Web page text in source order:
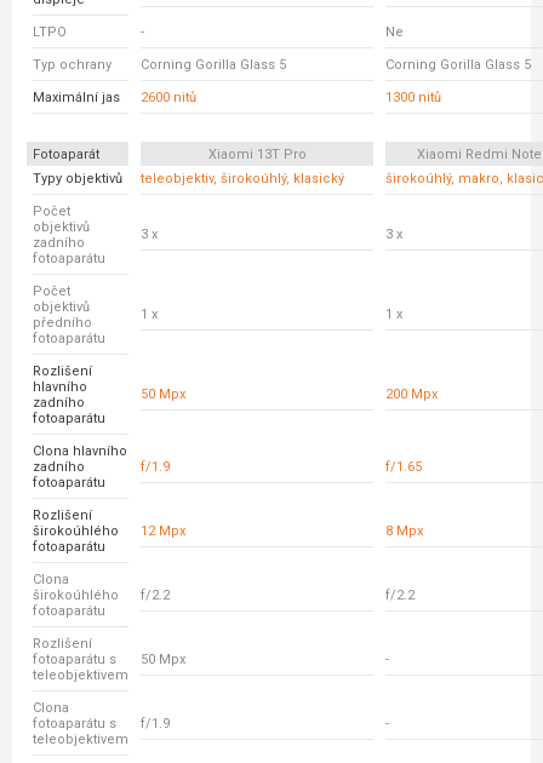
LTPO - Ne
Typ ochrany Corning Gorilla Glass 5 Corning Gorilla Glass 5
Maximální jas 2600 nitů 1300 nitů
Fotoaparát Xiaomi 13T Pro
Xiaomi Redmi
Typy objektivů
teleobjektiv, širokoúhlý, klasický širokoúhlý, makro,
Počet
objektivů
zadního
fotoaparátu
3 x 3 x
Počet
objektivů
předního
fotoaparátu
1 x 1 x
Rozlišení
hlavního
zadního
fotoaparátu
50 Mpx 200 Mpx
Clona hlavního
zadního
fotoaparátu
f/1.9 f/1.65
Rozlišení
širokoúhlého
fotoaparátu
12 Mpx 8 Mpx
Clona
širokoúhlého
fotoaparátu
f/2.2 f/2.2
Rozlišení
fotoaparátu s
teleobjektivem
50 Mpx -
Clona
fotoaparátu s
teleobjektivem
f/1.9 -